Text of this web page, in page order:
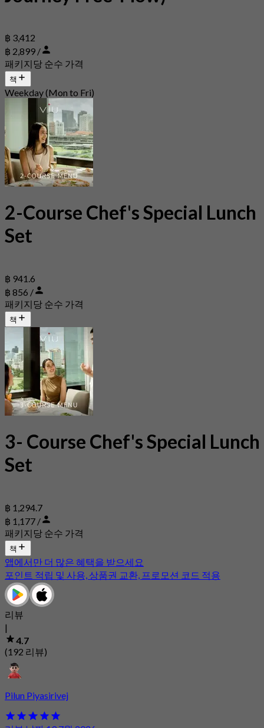
฿ 3,412
฿ 2,899 /
패키지당 순수 가격
책
Weekday (Mon to Fri)
2-Course Chef's Special Lunch
Set
฿ 941.6
฿ 856 /
패키지당 순수 가격
책
3- Course Chef's Special Lunch
Set
฿ 1,294.7
฿ 1,177 /
패키지당 순수 가격
책
앱에서만 더 많은 혜택을 받으세요
포인트 적립 및 사용, 상품권 교환, 프로모션 코드 적용
리뷰
|
4.7
(192 리뷰)
Pilun Piyasirivej